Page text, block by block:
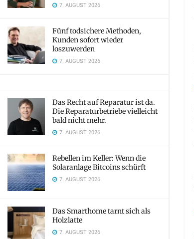
7. AUGUST 2026
Fünf todsichere Methoden,
Kunden sofort wieder
loszuwerden
7. AUGUST 2026
Das Recht auf Reparatur ist da.
Die Reparaturbetriebe vielleicht
bald nicht mehr.
7. AUGUST 2026
Rebellen im Keller: Wenn die
Solaranlage Bitcoins schürft
7. AUGUST 2026
Das Smarthome tarnt sich als
Holzlatte
7. AUGUST 2026